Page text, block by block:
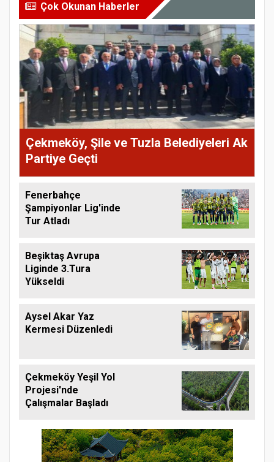
Çok Okunan Haberler
Çekmeköy, Şile ve Tuzla Belediyeleri Ak
Partiye Geçti
Fenerbahçe
Şampiyonlar Lig'inde
Tur Atladı
Beşiktaş Avrupa
Liginde 3.Tura
Yükseldi
Aysel Akar Yaz
Kermesi Düzenledi
Çekmeköy Yeşil Yol
Projesi'nde
Çalışmalar Başladı